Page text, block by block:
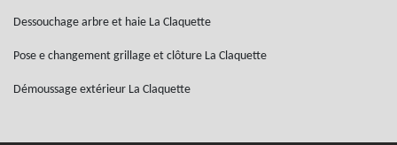
Dessouchage arbre et haie La Claquette
Pose e changement grillage et clôture La Claquette
Démoussage extérieur La Claquette